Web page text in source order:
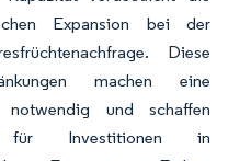
Expansion bei der
Diese
machen eine
notwendig und schaffen
für Investitionen in